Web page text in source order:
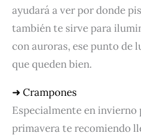
ayudará a ver por donde
también te sirve para
con auroras, ese punto de
que queden bien.
➜ Crampones
Especialmente en
primavera te recomiendo